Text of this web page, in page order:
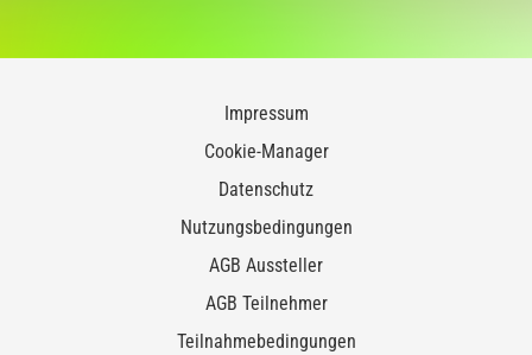
Impressum
Cookie-Manager
Datenschutz
Nutzungsbedingungen
AGB Aussteller
AGB Teilnehmer
Teilnahmebedingungen